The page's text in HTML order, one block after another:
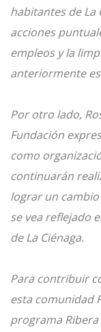
habitantes de La
acciones
empleos y la
anteriormente
Por otro lado,
Fundación
como
continuarán
lograr un
se vea reflejado
de La Ciénaga.
Para contribuir
esta comunidad
programa